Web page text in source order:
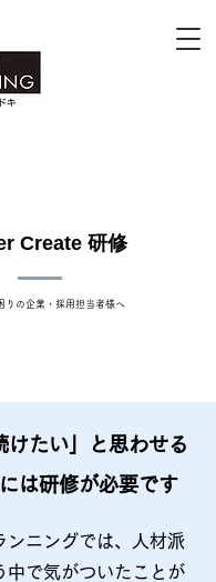
Create 研修
りの企業・採用担当者様へ
けたい」と思わせる
は研修が必要です
ンニングでは、人材派
中で気がついたことが